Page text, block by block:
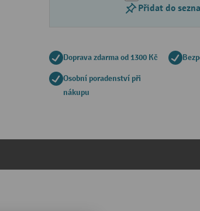
Přidat do
Doprava zdarma od 1300 Kč
Osobní poradenství při
nákupu